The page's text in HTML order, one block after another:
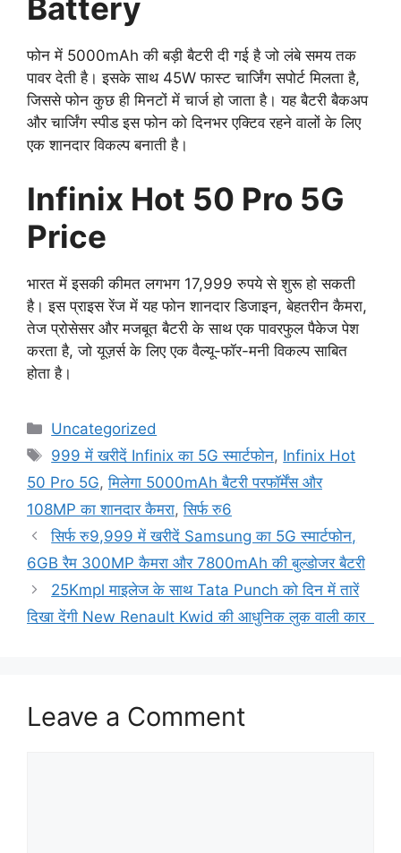
Battery
फोन में 5000mAh की बड़ी बैटरी दी गई है जो लंबे समय तक
पावर देती है। इसके साथ 45W फास्ट चार्जिंग सपोर्ट मिलता है,
जिससे फोन कुछ ही मिनटों में चार्ज हो जाता है। यह बैटरी बैकअप
और चार्जिंग स्पीड इस फोन को दिनभर एक्टिव रहने वालों के लिए
एक शानदार विकल्प बनाती है।
Infinix Hot 50 Pro 5G
Price
भारत में इसकी कीमत लगभग 17,999 रुपये से शुरू हो सकती
है। इस प्राइस रेंज में यह फोन शानदार डिजाइन, बेहतरीन कैमरा,
तेज प्रोसेसर और मजबूत बैटरी के साथ एक पावरफुल पैकेज पेश
करता है, जो यूज़र्स के लिए एक वैल्यू-फॉर-मनी विकल्प साबित
होता है।
Categories
Uncategorized
Tags
999 में खरीदें Infinix का 5G स्मार्टफोन, Infinix Hot
50 Pro 5G,मिलेगा 5000mAh बैटरी परफॉर्मेंस और
108MP का शानदार कैमरा,सिर्फ रु6
सिर्फ रु9,999 में खरीदें Samsung का 5G स्मार्टफोन,
6GB रैम 300MP कैमरा और 7800mAh की बुल्डोजर बैटरी
25Kmpl माइलेज के साथ Tata Punch को दिन में तारें
दिखा देंगी New Renault Kwid की आधुनिक लुक वाली कार
Leave a Comment